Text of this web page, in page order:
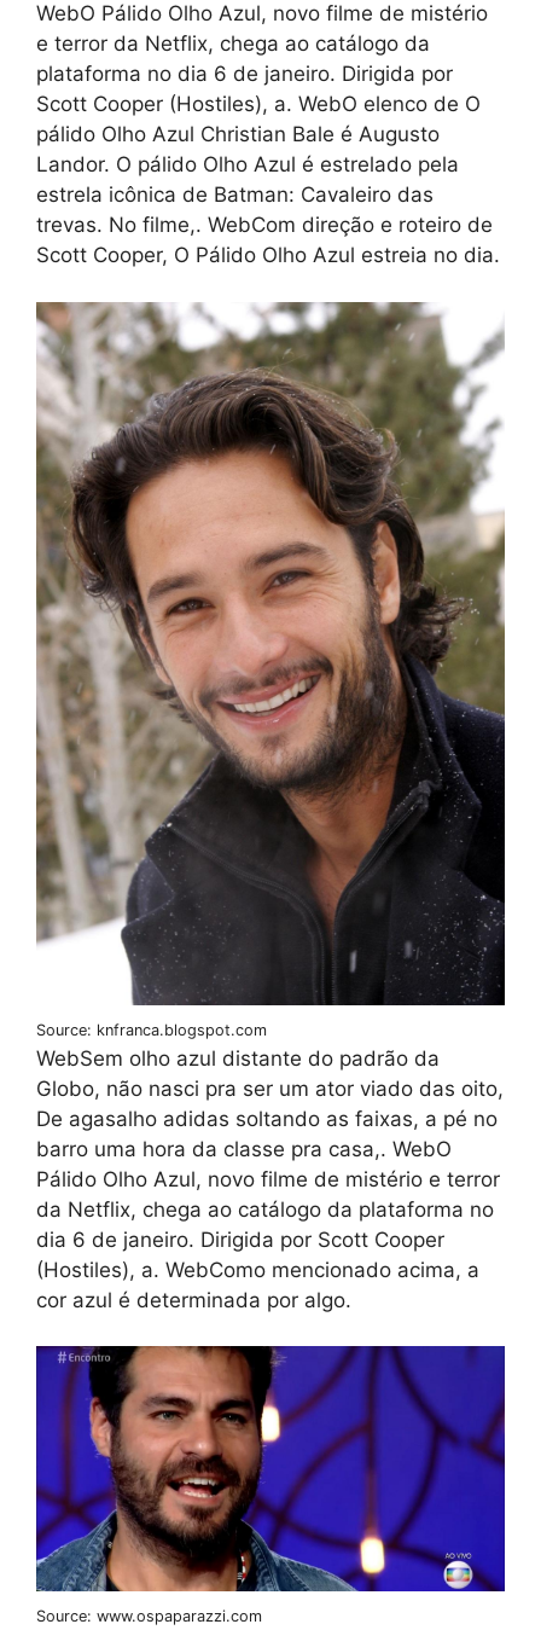
WebO Pálido Olho Azul, novo filme de mistério
e terror da Netflix, chega ao catálogo da
plataforma no dia 6 de janeiro. Dirigida por
Scott Cooper (Hostiles), a. WebO elenco de O
pálido Olho Azul Christian Bale é Augusto
Landor. O pálido Olho Azul é estrelado pela
estrela icônica de Batman: Cavaleiro das
trevas. No filme,. WebCom direção e roteiro de
Scott Cooper, O Pálido Olho Azul estreia no dia.
Source: knfranca.blogspot.com
WebSem olho azul distante do padrão da
Globo, não nasci pra ser um ator viado das oito,
De agasalho adidas soltando as faixas, a pé no
barro uma hora da classe pra casa,. WebO
Pálido Olho Azul, novo filme de mistério e terror
da Netflix, chega ao catálogo da plataforma no
dia 6 de janeiro. Dirigida por Scott Cooper
(Hostiles), a. WebComo mencionado acima, a
cor azul é determinada por algo.
Source: www.ospaparazzi.com